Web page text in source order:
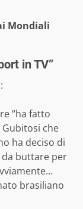
Mondiali
in TV”
“ha fatto
Gubitosi che
ha deciso di
buttare per
brasiliano